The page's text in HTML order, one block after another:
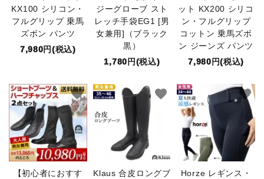
KX100 シリコン・
フルグリップ 乗馬
ズボン パンツ
7,980円(税込)
ジーグローブ スト
レッチ手袋EG1 [男
女兼用]（ブラック
黒）
1,780円(税込)
ット KX200 シリコ
ン・フルグリップ
コットン 乗馬ズボ
ン ジーンズ パンツ
7,980円(税込)
【初心者におすす
favorite
Klaus 合皮ロングブ
favorite
Horze レギンス・
favorite